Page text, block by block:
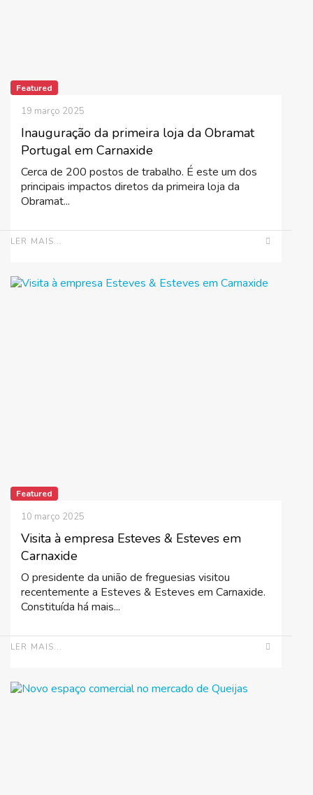
Featured
Inauguração da primeira loja da Obramat
Portugal em Carnaxide
19 março 2025
Cerca de 200 postos de trabalho. É este um dos
principais impactos diretos da primeira loja da
Obramat...
LER MAIS...
Featured
Visita à empresa Esteves & Esteves em
Carnaxide
10 março 2025
O presidente da união de freguesias visitou
recentemente a Esteves & Esteves em Carnaxide.
Constituída há mais...
LER MAIS...